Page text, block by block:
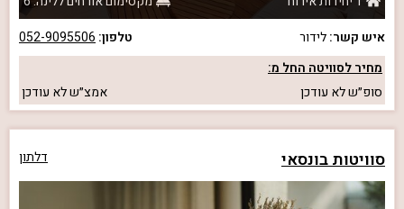
איש קשר:לידור טלפון: 052-9095506
מחיר לסוויטה החל מ:
סופ״שלא עודכן אמצ״שלא עודכן
סוויטות בונסאי דלתון